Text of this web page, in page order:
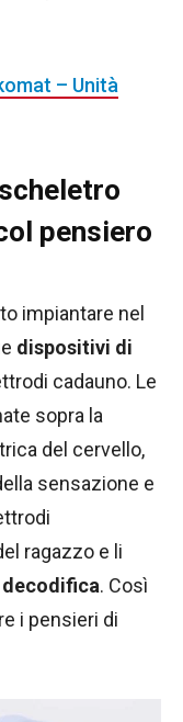
– Unità
pensiero
impiantare nel
dispositivi di
cadauno. Le
sopra la
del cervello,
sensazione e
ragazzo e li
. Così
i pensieri di